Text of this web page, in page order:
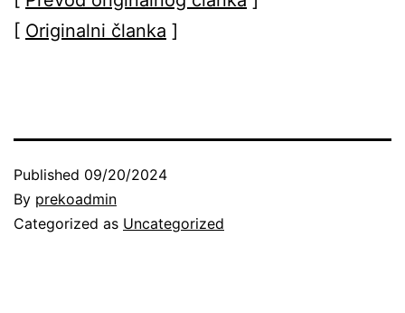
[ Originalni članka ]
Published 09/20/2024
By prekoadmin
Categorized as Uncategorized